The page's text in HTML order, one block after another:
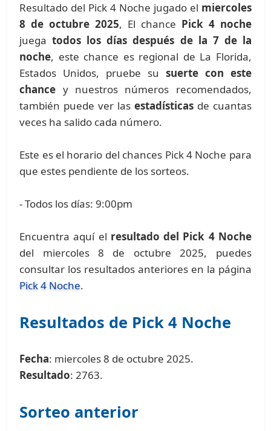
Resultado del Pick 4 Noche jugado el miercoles
8 de octubre 2025, El chance Pick 4 noche
juegatodos los días después de la 7 de la
noche, este chance es regional de La Florida,
Estados Unidos, pruebe su suerte con este
chance y nuestros números recomendados,
también puede ver las estadísticas de cuantas
veces ha salido cada número.
Este es el horario del chances Pick 4 Noche para
que estes pendiente de los sorteos.
- Todos los días: 9:00pm
Encuentra aquí el resultado del Pick 4 Noche
del miercoles 8 de octubre 2025, puedes
consultar los resultados anteriores en la página
Pick 4 Noche.
Resultados de Pick 4 Noche
Fecha: miercoles 8 de octubre 2025.
Resultado: 2763.
Sorteo anterior